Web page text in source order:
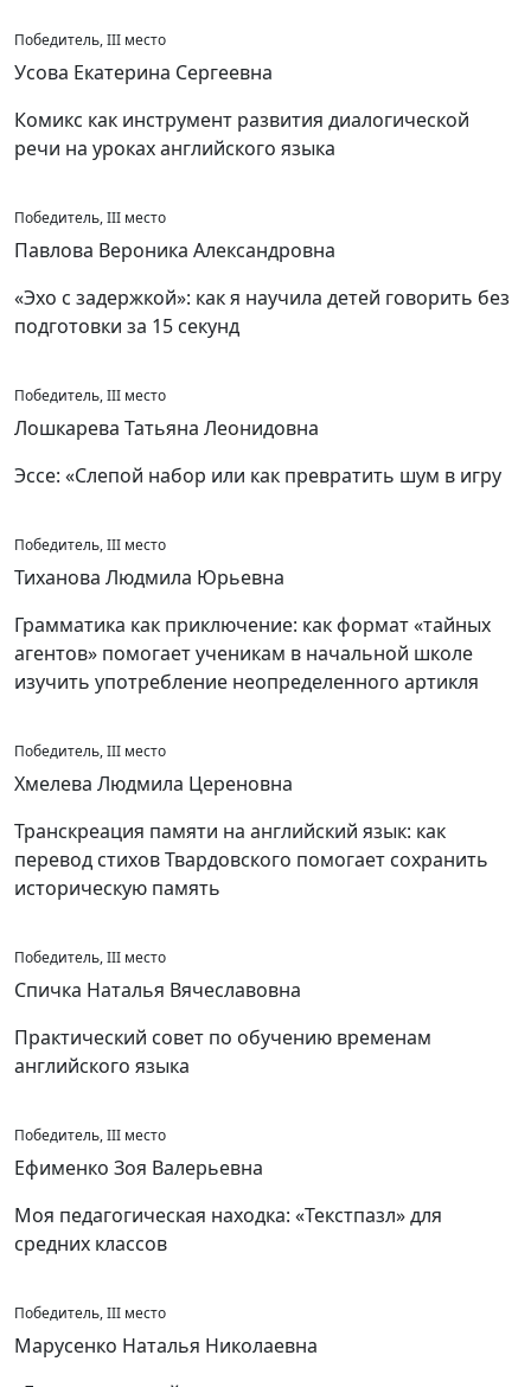
Победитель, III место
Усова Екатерина Сергеевна
Комикс как инструмент развития диалогической
речи на уроках английского языка
Победитель, III место
Павлова Вероника Александровна
«Эхо с задержкой»: как я научила детей говорить без
подготовки за 15 секунд
Победитель, III место
Лошкарева Татьяна Леонидовна
Эссе: «Слепой набор или как превратить шум в игру
Победитель, III место
Тиханова Людмила Юрьевна
Грамматика как приключение: как формат «тайных
агентов» помогает ученикам в начальной школе
изучить употребление неопределенного артикля
Победитель, III место
Хмелева Людмила Цереновна
Транскреация памяти на английский язык: как
перевод стихов Твардовского помогает сохранить
историческую память
Победитель, III место
Спичка Наталья Вячеславовна
Практический совет по обучению временам
английского языка
Победитель, III место
Ефименко Зоя Валерьевна
Моя педагогическая находка: «Текстпазл» для
средних классов
Победитель, III место
Марусенко Наталья Николаевна